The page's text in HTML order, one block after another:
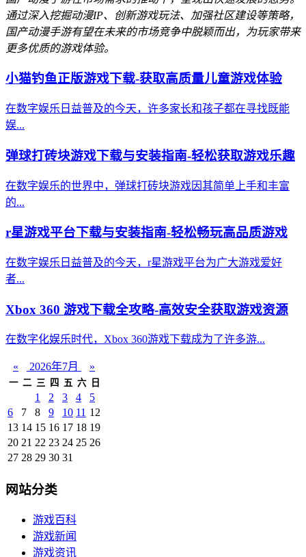
通过深入挖掘动漫IP、创新游戏玩法、加强社区建设等策略，
国产动漫手游有望在未来的市场竞争中脱颖而出，为玩家带来
更多优质的游戏体验。
小猫钓鱼正版游戏下载-获取高质量儿童游戏体验
在数字娱乐日益普及的今天，许多家长和孩子都在寻找既能
娱...
弹球打砖块游戏下载与安装指南-轻松获取游戏乐趣
在数字娱乐的世界中，弹球打砖块游戏因其简单上手和丰富
的...
r星游戏平台下载与安装指南-轻松畅玩高品质游戏
在数字娱乐日益普及的今天，r星游戏平台为广大游戏爱好
者...
Xbox 360 游戏下载全攻略-高效安全获取游戏资源
在数字化娱乐时代，Xbox 360游戏下载成为了许多游...
« 2026年7月 »
一 二 三 四 五 六 日
1 2 3 4
5
6
7 8 9 10 11 12
13 14 15 16 17 18 19
20 21 22 23 24 25 26
27 28 29 30 31
网站分类
游戏百科
游戏新闻
游戏资讯